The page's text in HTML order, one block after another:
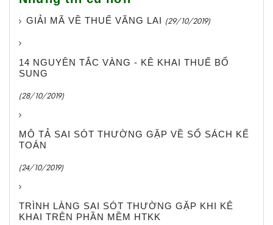
GIẢI MÃ VỀ THUẾ VÃNG LAI (29/10/2019)
14 NGUYÊN TẮC VÀNG - KÊ KHAI THUẾ BỔ
SUNG
(28/10/2019)
MÔ TẢ SAI SÓT THƯỜNG GẶP VỀ SỔ SÁCH KẾ
TOÁN
(24/10/2019)
TRÌNH LÀNG SAI SÓT THƯỜNG GẶP KHI KÊ
KHAI TRÊN PHẦN MỀM HTKK